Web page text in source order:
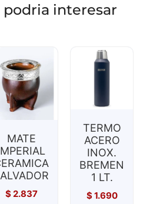
interesar
MATE
$2.837
TERMO
ACERO
INOX.
BREMEN
1 LT.
$1.690